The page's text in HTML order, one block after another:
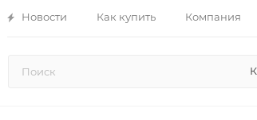
Новости Как купить Компания